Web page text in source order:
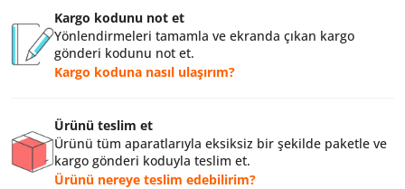
Kargo kodunu not et
Yönlendirmeleri tamamla ve ekranda çıkan kargo
gönderi kodunu not et.
Kargo koduna nasıl ulaşırım?
Ürünü teslim et
Ürünü tüm aparatlarıyla eksiksiz bir şekilde paketle ve
kargo gönderi koduyla teslim et.
Ürünü nereye teslim edebilirim?